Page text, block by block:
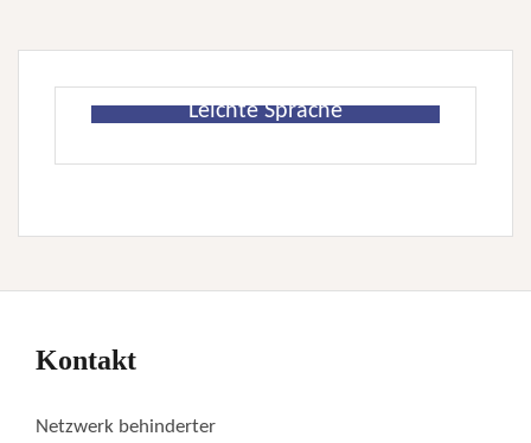
Leichte Sprache
Kontakt
Netzwerk behinderter